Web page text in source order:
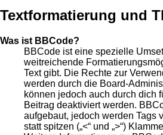
Textformatierung und
Was ist BBCode?
BBCode ist eine spezielle
weitreichende
Text gibt. Die Rechte zur
werden durch die Board-
können jedoch auch durch dich
Beitrag deaktiviert werden.
aufgebaut, jedoch werden Tags
statt spitzen („<“ und „>“)